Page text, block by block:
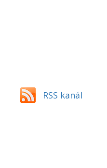
RSS kanál